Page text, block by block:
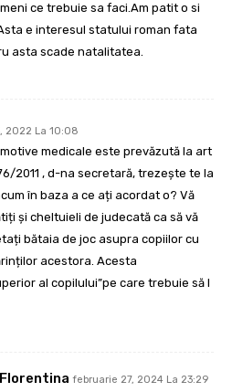
ce trebuie sa faci.Am patit o si
e interesul statului roman fata
asta scade natalitatea.
2022 La 10:08
medicale este prevăzută la art
2011 , d-na secretară, trezește te la
în baza a ce ați acordat o? Vă
și cheltuieli de judecată ca să vă
bătaia de joc asupra copiilor cu
acestora. Acesta
al copilului”pe care trebuie să l
februarie 27, 2024 La 23:29